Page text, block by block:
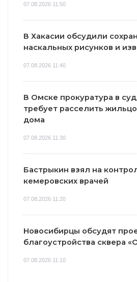
07.08.2026 11:50
В Хакасии обсудили
наскальных рисунков и
07.08.2026 11:40
В Омске прокуратура в
требует расселить
дома
07.08.2026 11:30
Бастрыкин взял на
кемеровских врачей
07.08.2026 11:20
Новосибирцы обсудят
благоустройства сквера
07.08.2026 11:10